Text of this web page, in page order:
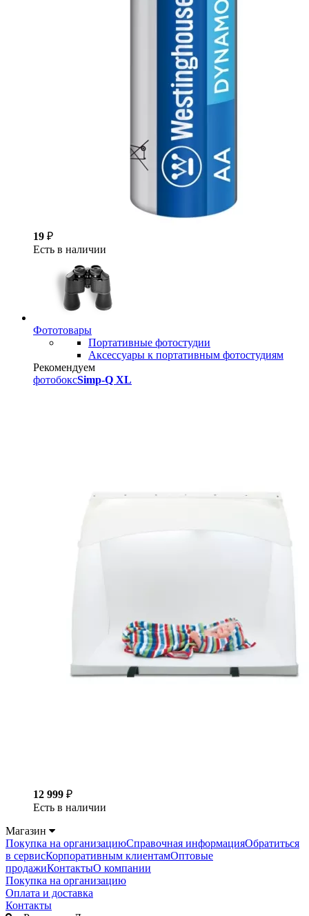
19 ₽
Есть в наличии
Фототовары
Портативные фотостудии
Аксессуары к портативным фотостудиям
Рекомендуем
фотобоксSimp-Q XL
12 999 ₽
Есть в наличии
Магазин
Покупка на организациюСправочная информацияОбратиться
в сервисКорпоративным клиентамОптовые
продажиКонтактыО компании
Покупка на организацию
Оплата и доставка
Контакты